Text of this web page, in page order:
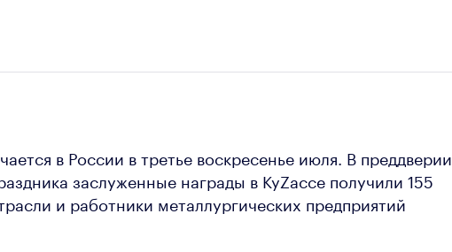
в России в третье воскресенье июля. В преддверии
заслуженные награды в КуZассе получили 155
и работники металлургических предприятий